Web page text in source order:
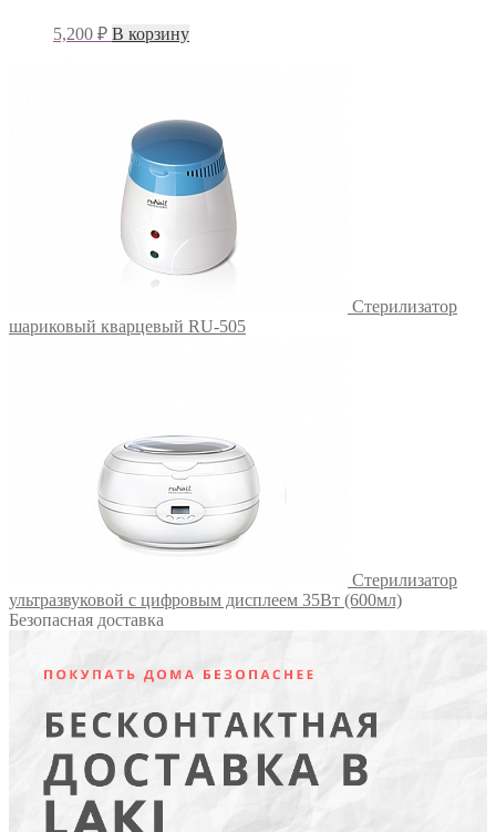
5,200 ₽ В корзину
Стерилизатор
шариковый кварцевый RU-505
Стерилизатор
ультразвуковой с цифровым дисплеем 35Вт (600мл)
Безопасная доставка